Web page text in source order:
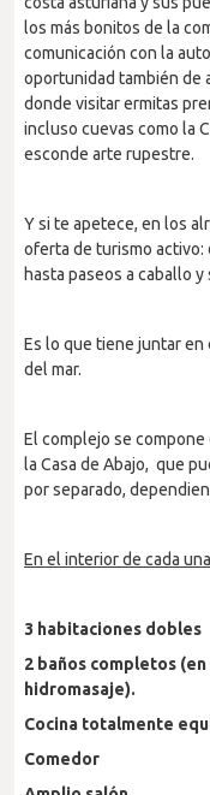
los más bonitos de la
comunicación con la
oportunidad también de
donde visitar ermitas
incluso cuevas como la
esconde arte rupestre.
Y si te apetece, en los
oferta de turismo activo:
hasta paseos a caballo y
Es lo que tiene juntar en
del mar.
El complejo se compone
la Casa de Abajo, que
por separado,
En el interior de cada
3 habitaciones dobles
2 baños completos
hidromasaje).
Cocina totalmente
Comedor